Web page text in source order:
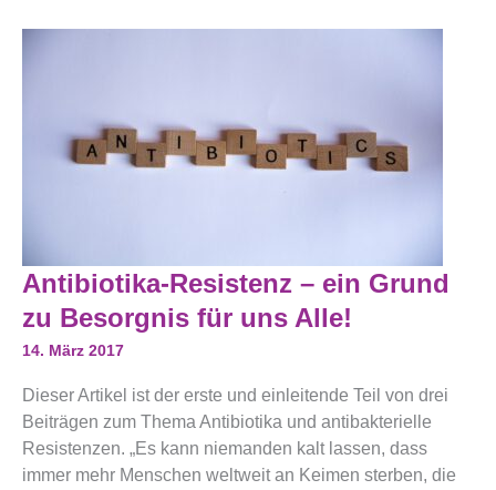
Antibiotika-Resistenz – ein Grund
zu Besorgnis für uns Alle!
14. März 2017
Dieser Artikel ist der erste und einleitende Teil von drei
Beiträgen zum Thema Antibiotika und antibakterielle
Resistenzen. „Es kann niemanden kalt lassen, dass
immer mehr Menschen weltweit an Keimen sterben, die
Antibiotika-
Resistenz
–
Ein
Grund
Zu
Für
Uns
Alle!